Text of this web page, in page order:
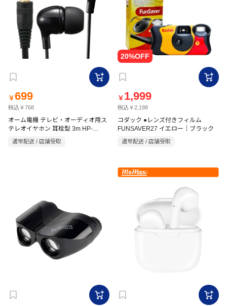
￥699
税込￥768
オーム電機 テレビ・オーディオ用ス
テレオイヤホン 耳栓型 3m HP-
通常配送 / 店舗受取
￥ 1,999
税込￥2,198
コダック ●レンズ付きフィルム
FUNSAVER27 イエロー｜ブラック
通常配送 / 店舗受取